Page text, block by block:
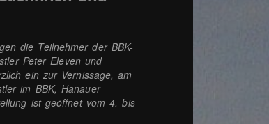
die Teilnehmer der BBK-
Peter Eleven und
ein zur Vernissage, am
im BBK, Hanauer
ist geöffnet vom 4. bis